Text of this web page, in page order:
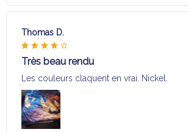
Thomas D.
Très beau rendu
Les couleurs claquent en vrai. Nickel.